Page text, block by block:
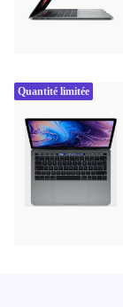
Quantité limitée
Les